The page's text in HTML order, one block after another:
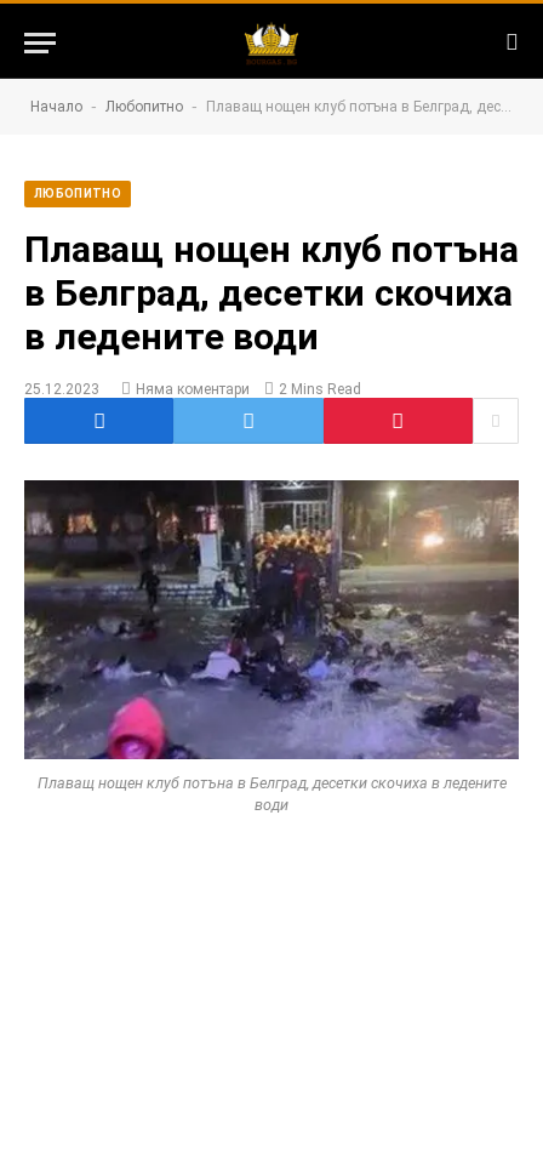
Начало - Любопитно - Плаващ нощен клуб потъна в Белград, десетки скочиха в ледените води
ЛЮБОПИТНО
Плаващ нощен клуб потъна
в Белград, десетки скочиха
в ледените води
25.12.2023 Няма коментари 2 Mins Read
Плаващ нощен клуб потъна в Белград, десетки скочиха в ледените
води